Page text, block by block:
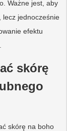
Ważne jest, aby
lecz jednocześnie
efektu
skórę
skórę na boho